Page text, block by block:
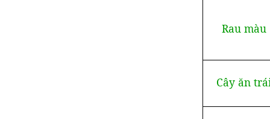
Rau màu
Cây ăn